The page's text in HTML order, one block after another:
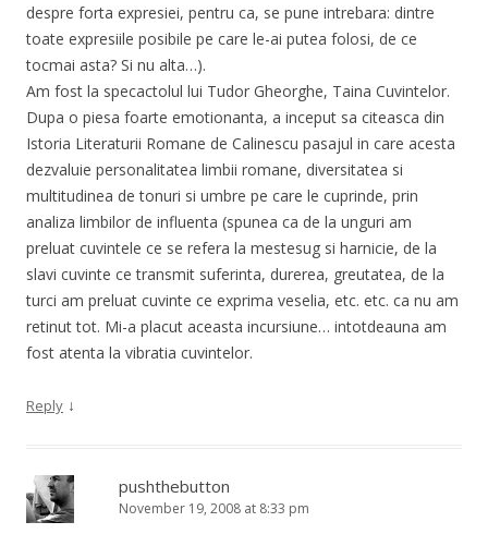
despre forta expresiei, pentru ca, se pune intrebara: dintre
toate expresiile posibile pe care le-ai putea folosi, de ce
tocmai asta? Si nu alta…).
Am fost la specactolul lui Tudor Gheorghe, Taina Cuvintelor.
Dupa o piesa foarte emotionanta, a inceput sa citeasca din
Istoria Literaturii Romane de Calinescu pasajul in care acesta
dezvaluie personalitatea limbii romane, diversitatea si
multitudinea de tonuri si umbre pe care le cuprinde, prin
analiza limbilor de influenta (spunea ca de la unguri am
preluat cuvintele ce se refera la mestesug si harnicie, de la
slavi cuvinte ce transmit suferinta, durerea, greutatea, de la
turci am preluat cuvinte ce exprima veselia, etc. etc. ca nu am
retinut tot. Mi-a placut aceasta incursiune… intotdeauna am
fost atenta la vibratia cuvintelor.
Reply ↓
pushthebutton
November 19, 2008 at 8:33 pm